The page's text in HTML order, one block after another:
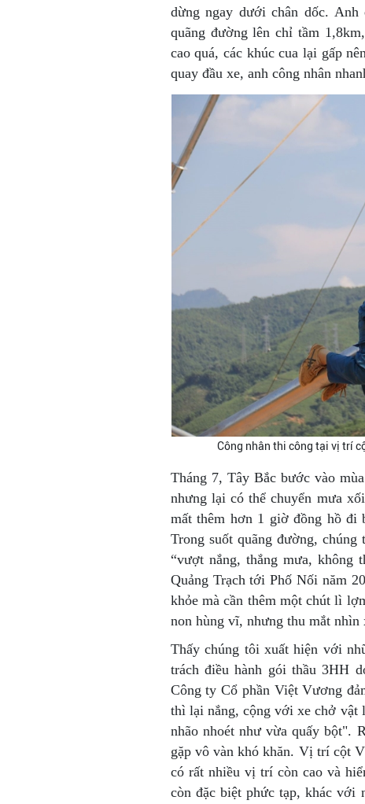
dừng ngay dưới chân dốc.
quãng đường lên chỉ tầm
cao quá, các khúc cua lại gấp
quay đầu xe, anh công nhân
Công nhân thi công tại vị trí
Tháng 7, Tây Bắc bước vào
nhưng lại có thể chuyển mưa
mất thêm hơn 1 giờ đồng hồ đi
Trong suốt quãng đường,
“vượt nắng, thắng mưa, không
Quảng Trạch tới Phố Nối năm
khỏe mà cần thêm một chút lì
non hùng vĩ, nhưng thu mắt
Thấy chúng tôi xuất hiện với
trách điều hành gói thầu 3HH
Công ty Cổ phần Việt Vương
thì lại nắng, cộng với xe chở vật
nhão nhoét như vừa quấy bột".
gặp vô vàn khó khăn. Vị trí cột
có rất nhiều vị trí còn cao và
còn đặc biệt phức tạp, khác với